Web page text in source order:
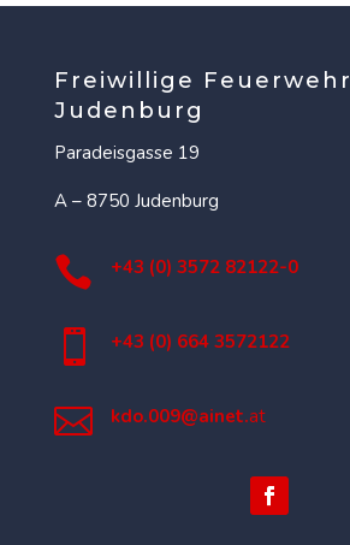
Freiwillige Feuerwehr
Judenburg
Paradeisgasse 19
A – 8750 Judenburg
 +43 (0) 3572 82122-0
 +43 (0) 664 3572122
 kdo.009@ainet.at